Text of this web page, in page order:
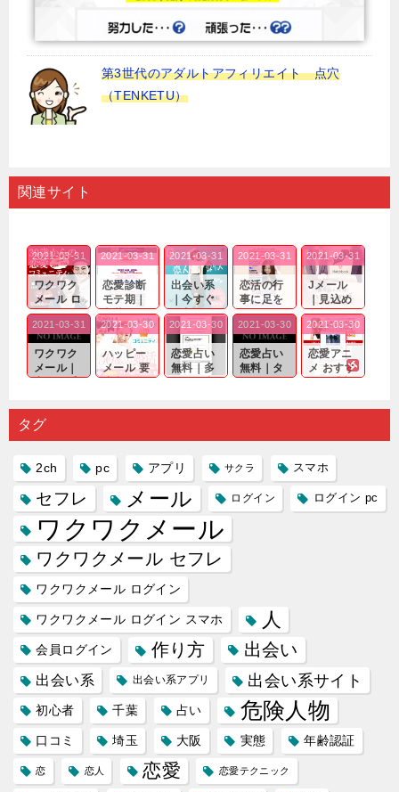
第3世代のアダルトアフィリエイト 点穴
（TENKETU）
関連サイト
ワクワク
メール ロ
グイン pc
｜心の底
から真
剣...
2021-03-31
恋愛診断
モテ期｜
老若男女
問わ
ず…。
2021-03-31
出会い系
｜今すぐ
仲良くな
れる相手
探しをし
たいと...
2021-03-31
恋活の行
事に足を
運んでも
出会いの
チャンス
が訪れ...
2021-03-31
Jメール
｜見込め
る効果が
確実なも
のであっ
ても…...
2021-03-31
ワクワク
メール｜
出会い系
り会った
人に軽...
2021-03-31
ハッピー
メール 要
注意人物
するので
2021-03-30
恋愛占い
無料｜多
数ある出
プリの内
2021-03-30
恋愛占い
無料｜タ
ーゲット
る人に恋
2021-03-30
恋愛アニ
メ おすす
め｜「心
雑で素人
2021-03-30
タグ
2ch pc アプリ サクラ スマホ
セフレ メール ログイン ログイン pc
ワクワクメール
ワクワクメール セフレ
ワクワクメール ログイン
ワクワクメール ログイン スマホ 人
会員ログイン 作り方 出会い
出会い系 出会い系アプリ 出会い系サイト
初心者 千葉 占い 危険人物
口コミ 埼玉 大阪 実態 年齢認証
恋 恋人 恋愛 恋愛テクニック